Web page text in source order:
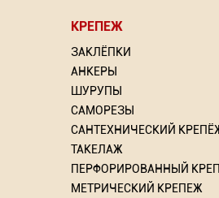
КРЕПЕЖ
ЗАКЛЁПКИ
АНКЕРЫ
ШУРУПЫ
САМОРЕЗЫ
САНТЕХНИЧЕСКИЙ
ТАКЕЛАЖ
ПЕРФОРИРОВАННЫЙ
МЕТРИЧЕСКИЙ КРЕПЕЖ